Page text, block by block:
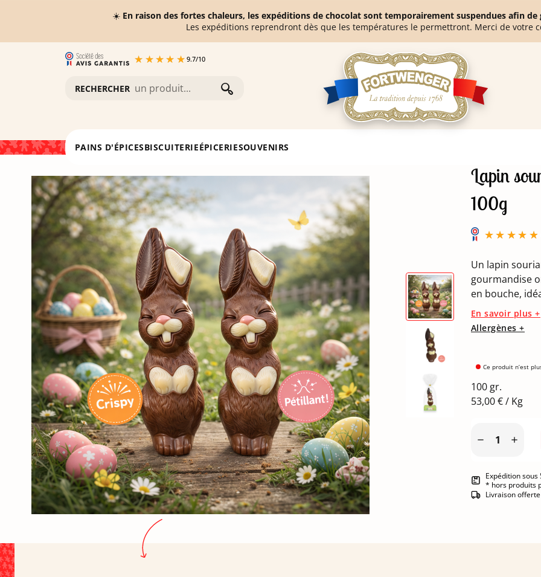
☀️ En raison des fortes chaleurs, les expéditions de chocolat sont temporairement suspendues afin
Les expéditions reprendront dès que les températures le permettront. Merci de votre
RECHERCHER
PAINS D'ÉPICESBISCUITERIEÉPICERIESOUVENIRS
Lapin
100g
Un lapin
gourmandise
en bouche,
En savoir plus +
Allergènes +
Ce produit n’est
100 gr.
53,00 € / Kg
 
Expédition
* hors produits
Livraison